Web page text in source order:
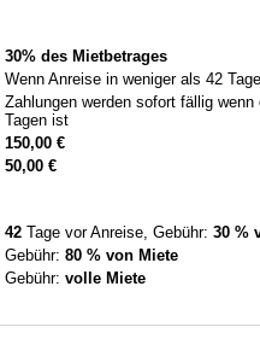
30% des Mietbetrages
Wenn Anreise in weniger als 42
Zahlungen werden sofort fällig
Tagen ist
150,00 €
50,00 €
42 Tage vor Anreise, Gebühr: 30 %
Gebühr: 80 % von Miete
Gebühr: volle Miete